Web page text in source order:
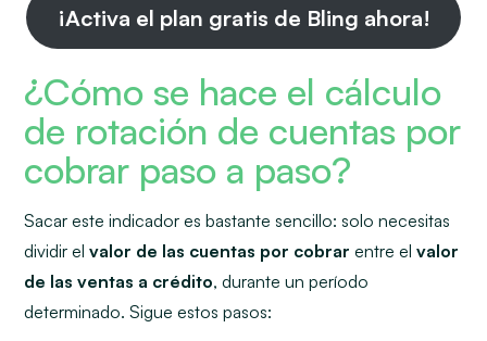
¡Activa el plan gratis de Bling ahora!
¿Cómo se hace el cálculo
de rotación de cuentas por
cobrar paso a paso?
Sacar este indicador es bastante sencillo: solo necesitas
dividir elvalor de las cuentas por cobrar entre elvalor
de las ventas a crédito, durante un período
determinado. Sigue estos pasos: